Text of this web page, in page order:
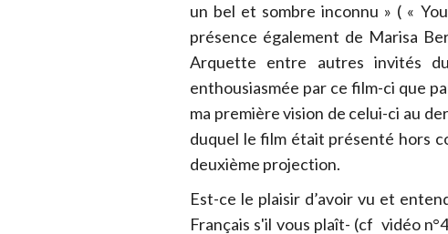
un bel et sombre inconnu » ( «
présence également de Marisa
Arquette entre autres invités
enthousiasmée par ce film-ci que
ma première vision de celui-ci au
duquel le film était présenté hors
deuxième projection.
Est-ce le plaisir d’avoir vu et
Français s'il vous plaît- (cf vidéo